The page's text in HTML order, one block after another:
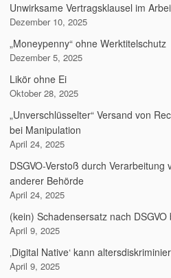
Unwirksame Vertragsklausel im
Dezember 10, 2025
„Moneypenny“ ohne Werktitelschutz
Dezember 5, 2025
Likör ohne Ei
Oktober 28, 2025
„Unverschlüsselter“ Versand von
bei Manipulation
April 24, 2025
DSGVO-Verstoß durch Verarbeitung
anderer Behörde
April 24, 2025
(kein) Schadensersatz nach
April 9, 2025
‚Digital Native‘ kann
April 9, 2025